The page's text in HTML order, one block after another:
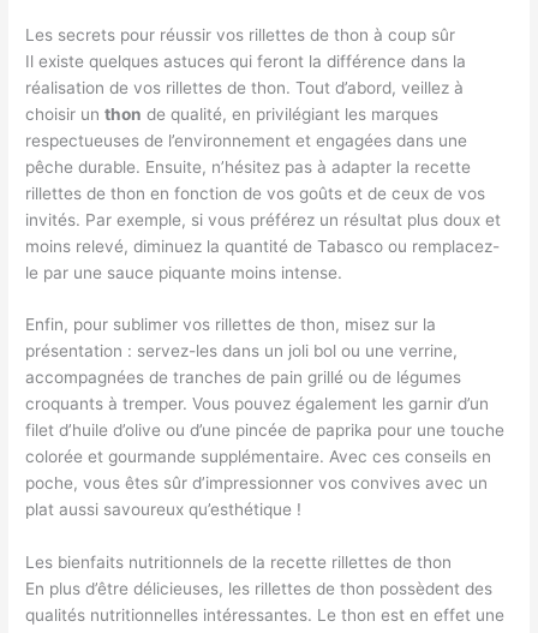
Les secrets pour réussir vos rillettes de thon à coup sûr
Il existe quelques astuces qui feront la différence dans la
réalisation de vos rillettes de thon. Tout d’abord, veillez à
choisir unthon de qualité, en privilégiant les marques
respectueuses de l’environnement et engagées dans une
pêche durable. Ensuite, n’hésitez pas à adapter la recette
rillettes de thon en fonction de vos goûts et de ceux de vos
invités. Par exemple, si vous préférez un résultat plus doux et
moins relevé, diminuez la quantité de Tabasco ou remplacez-
le par une sauce piquante moins intense.
Enfin, pour sublimer vos rillettes de thon, misez sur la
présentation : servez-les dans un joli bol ou une verrine,
accompagnées de tranches de pain grillé ou de légumes
croquants à tremper. Vous pouvez également les garnir d’un
filet d’huile d’olive ou d’une pincée de paprika pour une touche
colorée et gourmande supplémentaire. Avec ces conseils en
poche, vous êtes sûr d’impressionner vos convives avec un
plat aussi savoureux qu’esthétique !
Les bienfaits nutritionnels de la recette rillettes de thon
En plus d’être délicieuses, les rillettes de thon possèdent des
qualités nutritionnelles intéressantes. Le thon est en effet une